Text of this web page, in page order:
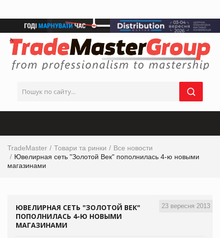
TradeMaster Товари та ринки
Все новости
Ювелирная сеть "Золотой Век" пополнилась 4-ю новыми
магазинами
23 вересня 2013
ЮВЕЛИРНАЯ СЕТЬ "ЗОЛОТОЙ ВЕК"
ПОПОЛНИЛАСЬ 4-Ю НОВЫМИ
МАГАЗИНАМИ